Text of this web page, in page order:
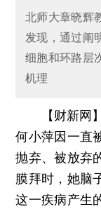
北师大章晓辉
发现，通过阐
细胞和环路层
机理
【财新网
何小萍因一直
抛弃、被放弃
膜拜时，她脑
这一疾病产生